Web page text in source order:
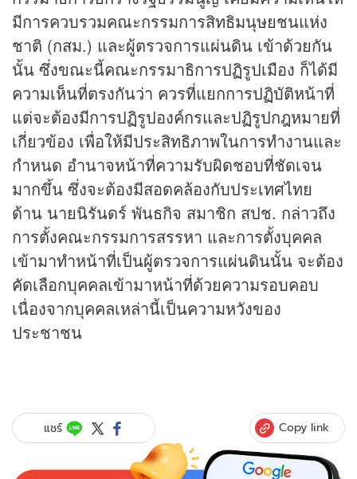
มีการควบรวมคณะกรรมการสิทธิมนุษยชนแห่ง
ชาติ (กสม.) และผู้ตรวจการแผ่นดิน เข้าด้วยกัน
นั้น ซึ่งขณะนี้คณะกรรมาธิการปฏิรูปเมือง ก็ได้มี
ความเห็นที่ตรงกันว่า ควรที่แยกการปฏิบัติหน้าที่
แต่จะต้องมีการปฏิรูปองค์กรและปฏิรูปกฎหมายที่
เกี่ยวข้อง เพื่อให้มีประสิทธิภาพในการทำงานและ
กำหนด อำนาจหน้าที่ความรับผิดชอบที่ชัดเจน
มากขึ้น ซึ่งจะต้องมีสอดคล้องกับประเทศไทย
ด้าน นายนิรันดร์ พันธกิจ สมาชิก สปช. กล่าวถึง
การตั้งคณะกรรมการสรรหา และการตั้งบุคคล
เข้ามาทำหน้าที่เป็นผู้ตรวจการแผ่นดินนั้น จะต้อง
คัดเลือกบุคคลเข้ามาหน้าที่ด้วยความรอบคอบ
เนื่องจากบุคคลเหล่านี้เป็นความหวังของ
ประชาชน
แชร์ Copy link